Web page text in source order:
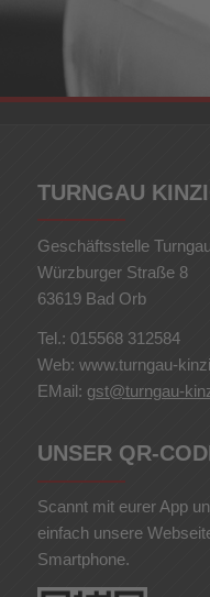
TURNGAU
Geschäftsstelle
Würzburger Straße 8
63619 Bad Orb
Tel.: 015568 312584
Web: www.turngau-
EMail: gst@turngau-
UNSER QR-
Scannt mit eurer App
einfach unsere
Smartphone.